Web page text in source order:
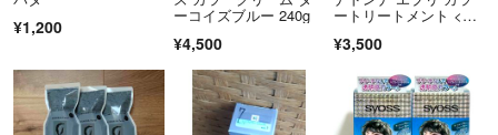
シャンプー ピンクシャンプー グッバイイエロー エルジューダ クオル
シア GATSBYをお使いの方も
す
【お値段について】
¥1,200
ーコイズブルー 240g
¥4,500
ートリートメント <ピ
セット
¥3,500